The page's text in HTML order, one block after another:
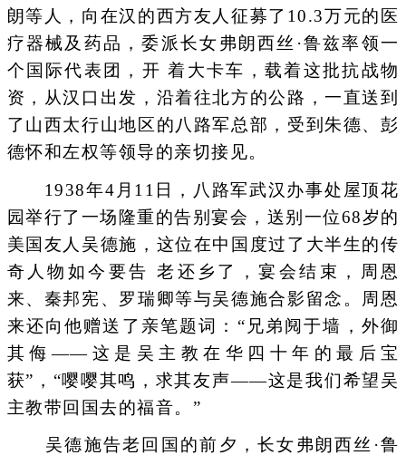
朗等人，向在汉的西方友人征募了10.3万元的医
疗器械及药品，委派长女弗朗西丝·鲁兹率领一
个国际代表团，开 着大卡车，载着这批抗战物
资，从汉口出发，沿着往北方的公路，一直送到
了山西太行山地区的八路军总部，受到朱德、彭
德怀和左权等领导的亲切接见。
1938年4月11日，八路军武汉办事处屋顶花
园举行了一场隆重的告别宴会，送别一位68岁的
美国友人吴德施，这位在中国度过了大半生的传
奇人物如今要告 老还乡了，宴会结束，周恩
来、秦邦宪、罗瑞卿等与吴德施合影留念。周恩
来还向他赠送了亲笔题词：“兄弟阋于墙，外御
其侮——这是吴主教在华四十年的最后宝
获”，“嘤嘤其鸣，求其友声——这是我们希望吴
主教带回国去的福音。”
吴德施告老回国的前夕，长女弗朗西丝·鲁